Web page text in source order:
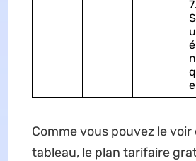
7.
e
Comme vous pouvez le voir
tableau, le plan tarifaire